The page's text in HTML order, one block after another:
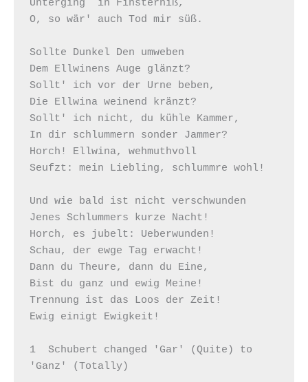
Unterging´ in Finsterniß,
O, so wär' auch Tod mir süß.
Sollte Dunkel Den umweben
Dem Ellwinens Auge glänzt?
Sollt' ich vor der Urne beben,
Die Ellwina weinend kränzt?
Sollt' ich nicht, du kühle Kammer,
In dir schlummern sonder Jammer?
Horch! Ellwina, wehmuthvoll
Seufzt: mein Liebling, schlummre wohl!
Und wie bald ist nicht verschwunden
Jenes Schlummers kurze Nacht!
Horch, es jubelt: Ueberwunden!
Schau, der ewge Tag erwacht!
Dann du Theure, dann du Eine,
Bist du ganz und ewig Meine!
Trennung ist das Loos der Zeit!
Ewig einigt Ewigkeit!
1  Schubert changed 'Gar' (Quite) to
'Ganz' (Totally)